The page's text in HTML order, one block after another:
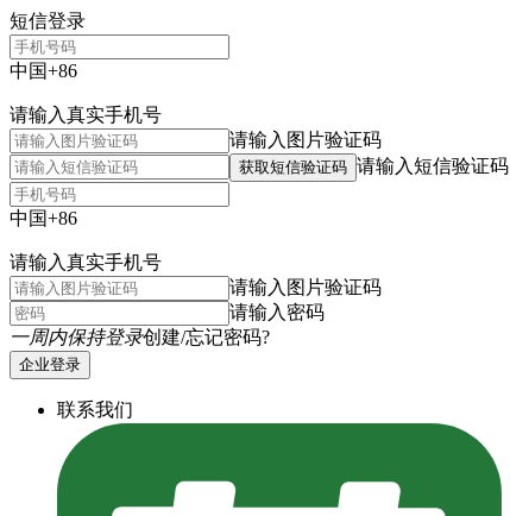
短信登录
中国+86
请输入真实手机号
请输入图片验证码
获取短信验证码 请输入短信验证码
中国+86
请输入真实手机号
请输入图片验证码
请输入密码
一周内保持登录创建/忘记密码?
企业登录
联系我们